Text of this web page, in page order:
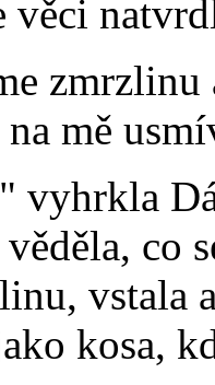
věci
mě
vyhrkla
co
vstala
kosa,